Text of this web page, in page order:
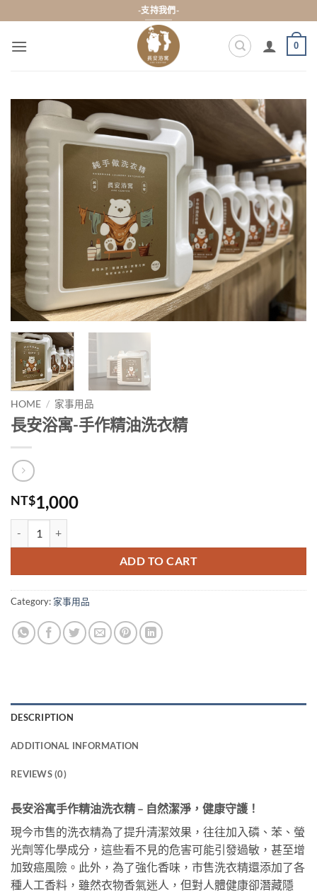
to
content
-支持我們-
0
HOME / 家事用品
長安浴寓-手作精油洗衣精
NT$1,000
ADD TO CART
Category: 家事用品
DESCRIPTION
ADDITIONAL INFORMATION
REVIEWS (0)
長安浴寓手作精油洗衣精 – 自然潔淨，健康守護！
現今市售的洗衣精為了提升清潔效果，往往加入磷、苯、螢
光劑等化學成分，這些看不見的危害可能引發過敏，甚至增
加致癌風險。此外，為了強化香味，市售洗衣精還添加了各
種人工香料，雖然衣物香氣迷人，但對人體健康卻潛藏隱